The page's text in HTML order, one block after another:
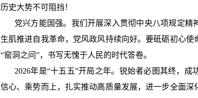
历史大势不可阻挡！
党兴方能国强。我们开展深入贯彻中央八项规定
生肌推进自我革命，党风政风持续向好。要砥砺初心
“窑洞之问”，书写无愧于人民的时代答卷。
2026年是“十五五”开局之年。锐始者必图其终，
信心、乘势而上，扎实推动高质量发展，进一步全面